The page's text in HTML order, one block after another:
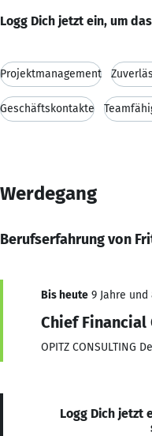
Logg Dich jetzt ein, um
Projektmanagement
Geschäftskontakte
Werdegang
Berufserfahrung von
Bis heute 9 Jahre und
Chief Financial
OPITZ CONSULTING
Logg Dich jetzt